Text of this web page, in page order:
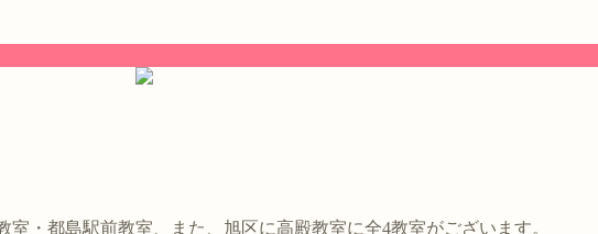
・都島駅前教室、また、旭区に高殿教室に全4教室がございます。